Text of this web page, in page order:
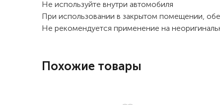
Не используйте внутри автомобиля
При использовании в закрытом помещении,
Не рекомендуется применение на
Похожие товары